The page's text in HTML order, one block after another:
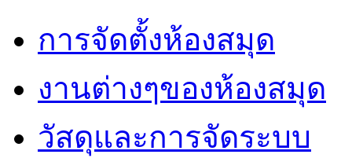
การจัดตั้งห้องสมุด
งานต่างๆของห้องสมุด
วัสดุและการจัดระบบ